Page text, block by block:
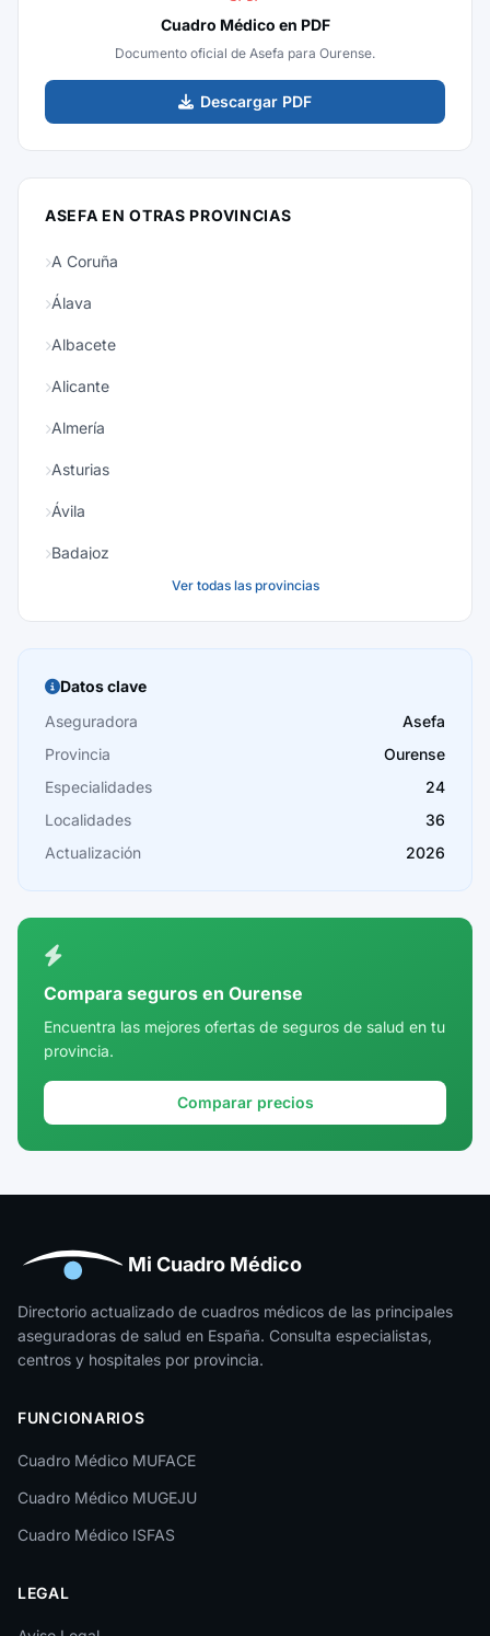
Cuadro Médico en PDF
Documento oficial de Asefa para Ourense.
Descargar PDF
ASEFA EN OTRAS PROVINCIAS
A Coruña
Álava
Albacete
Alicante
Almería
Asturias
Ávila
Badajoz
Burgos
Cáceres
Cádiz
Cantabria
Castellón
Córdoba
Cuenca
Girona
Huesca
Jaén
La Rioja
León
Lleida
Lugo
Málaga
Ver todas las provincias
Datos clave
Aseguradora
Asefa
Provincia
Ourense
Especialidades
24
Localidades
36
Actualización
2026
Compara seguros en Ourense
Encuentra las mejores ofertas de seguros de salud en tu
provincia.
Comparar precios
Mi Cuadro Médico
Directorio actualizado de cuadros médicos de las principales
aseguradoras de salud en España. Consulta especialistas,
centros y hospitales por provincia.
FUNCIONARIOS
Cuadro Médico MUFACE
Cuadro Médico MUGEJU
Cuadro Médico ISFAS
LEGAL